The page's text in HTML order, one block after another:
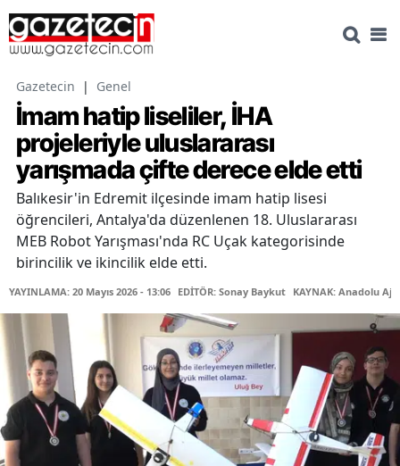
Gazetecin | Genel
İmam hatip liseliler, İHA
projeleriyle uluslararası
yarışmada çifte derece elde etti
Balıkesir'in Edremit ilçesinde imam hatip lisesi
öğrencileri, Antalya'da düzenlenen 18. Uluslararası
MEB Robot Yarışması'nda RC Uçak kategorisinde
birincilik ve ikincilik elde etti.
YAYINLAMA: 20 Mayıs 2026 - 13:06 EDİTÖR: Sonay Baykut KAYNAK: Anadolu